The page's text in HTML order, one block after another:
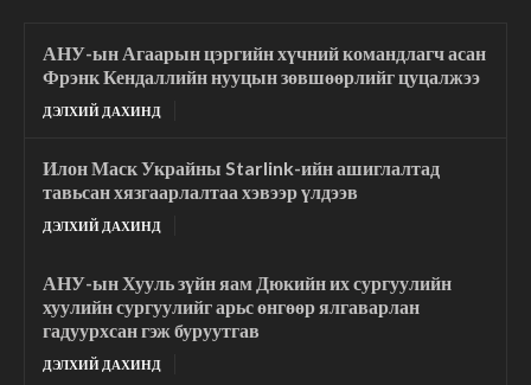
АНУ-ын Агаарын цэргийн хүчний командлагч асан
Фрэнк Кендаллийн нууцын зөвшөөрлийг цуцалжээ
ДЭЛХИЙ ДАХИНД
Илон Маск Украйны Starlink-ийн ашиглалтад
тавьсан хязгаарлалтаа хэвээр үлдээв
ДЭЛХИЙ ДАХИНД
АНУ-ын Хууль зүйн яам Дюкийн их сургуулийн
хуулийн сургуулийг арьс өнгөөр ялгаварлан
гадуурхсан гэж буруутгав
ДЭЛХИЙ ДАХИНД